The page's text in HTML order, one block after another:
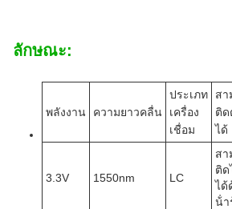
ลักษณะ:
พลังงาน ความยาวคลื่น
ประเภท
เครื่อง
เชื่อม
สา
ติด
ได้
3.3V 1550nm LC
สา
ติด
ได้
น้ํา